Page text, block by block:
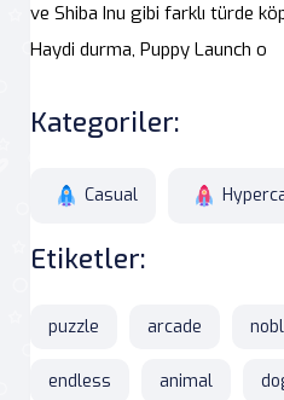
ve Shiba Inu gibi farklı türde
Haydi durma, Puppy Launch o
Kategoriler:
Casual
Etiketler:
puzzle arcade
endless animal